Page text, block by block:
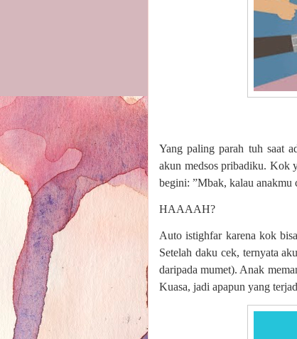
Yang paling parah tuh saat
akun medsos pribadiku. Kok
begini: ”Mbak, kalau anakmu
HAAAAH?
Auto istighfar karena kok
Setelah daku cek, ternyata
daripada mumet). Anak
Kuasa, jadi apapun yang